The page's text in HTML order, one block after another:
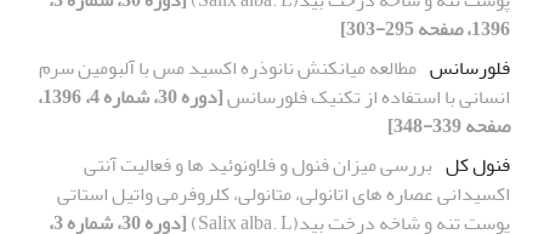
1396، صفحه 295-303]
فلورسانس مطالعه میانکنش نانوذره اکسید مس با آلبومین سرم
انسانی با استفاده از تکنیک فلورسانس
[دوره 30، شماره 4، 1396،
صفحه 339-348]
فنول کل بررسی میزان فنول و فلاونوئید ها و فعالیت آنتی
اکسیدانی عصاره های اتانولی، متانولی، کلروفرمی واتیل استاتی
پوست تنه و شاخه درخت بید(Salix alba. L)
[دوره 30، شماره 3،